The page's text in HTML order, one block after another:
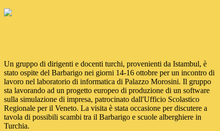
Un gruppo di dirigenti e docenti turchi, provenienti da Istambul, è
stato ospite del Barbarigo nei giorni 14-16 ottobre per un incontro di
lavoro nel laboratorio di informatica di Palazzo Morosini. Il gruppo
sta lavorando ad un progetto europeo di produzione di un software
sulla simulazione di impresa, patrocinato dall'Ufficio Scolastico
Regionale per il Veneto. La visita è stata occasione per discutere a
tavola di possibili scambi tra il Barbarigo e scuole alberghiere in
Turchia.